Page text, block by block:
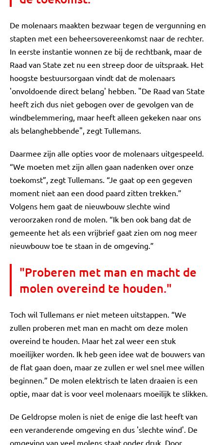
De molenaars maakten bezwaar tegen de vergunning en
stapten met een beheersovereenkomst naar de rechter.
In eerste instantie wonnen ze bij de rechtbank, maar de
Raad van State zet nu een streep door de uitspraak. Het
hoogste bestuursorgaan vindt dat de molenaars
'onvoldoende direct belang' hebben. "De Raad van State
heeft zich dus niet gebogen over de gevolgen van de
windbelemmering, maar heeft alleen gekeken naar ons
als belanghebbende", zegt Tullemans.
Daarmee zijn alle opties voor de molenaars uitgespeeld.
“We moeten met zijn allen gaan nadenken over onze
toekomst”, zegt Tullemans. “Je gaat op een gegeven
moment niet aan een dood paard zitten trekken.”
Volgens hem gaat de nieuwbouw slechte wind
veroorzaken rond de molen. “Ik ben ook bang dat de
gemeente het als een vrijbrief gaat zien om nog meer
nieuwbouw toe te staan in de omgeving.”
"Proberen met man en macht de
molen overeind te houden."
Toch wil Tullemans er niet meteen uitstappen. “We
zullen proberen met man en macht om deze molen
overeind te houden. Maar het zal weer een stuk
moeilijker worden. Ik heb geen idee wat de bouwers van
de flat gaan doen, maar ze zullen er wel snel mee willen
beginnen.” De molen elektrisch te laten draaien is een
optie, maar dat is voor veel molenaars moeilijk te slikken.
De Geldropse molen is niet de enige die last heeft van
een veranderende omgeving en dus 'slechte wind'. De
omgeving van veel molens staat onder druk. Door